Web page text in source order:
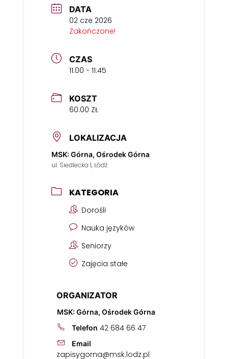
DATA
02 cze 2026
Zakończone!
CZAS
11:00 - 11:45
KOSZT
60.00 ZŁ
LOKALIZACJA
MSK: Górna, Ośrodek Górna
ul. Siedlecka 1, Łódź
KATEGORIA
Dorośli
Nauka języków
Seniorzy
Zajęcia stałe
ORGANIZATOR
MSK: Górna, Ośrodek Górna
Telefon 42 684 66 47
Email
zapisygorna@msk.lodz.pl